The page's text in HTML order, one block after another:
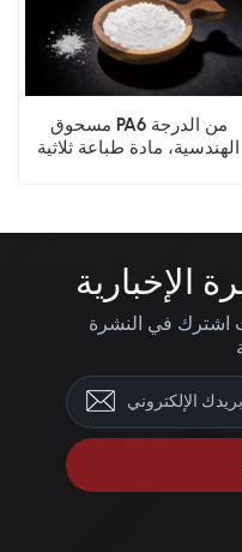
مسحوق PA6 من الدرجة
الهندسية، مادة طباعة ثلاثية
الإخبارية
اشترك في النشرة